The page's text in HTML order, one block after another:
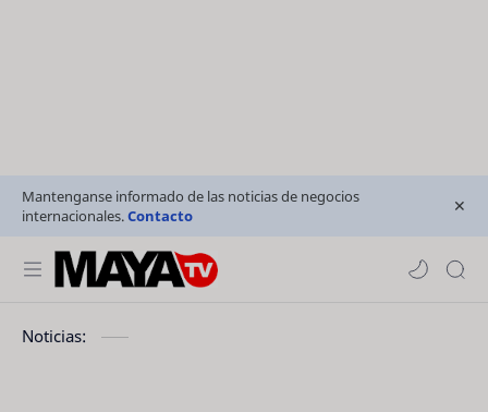
Mantenganse informado de las noticias de negocios
internacionales.Contacto
Noticias: